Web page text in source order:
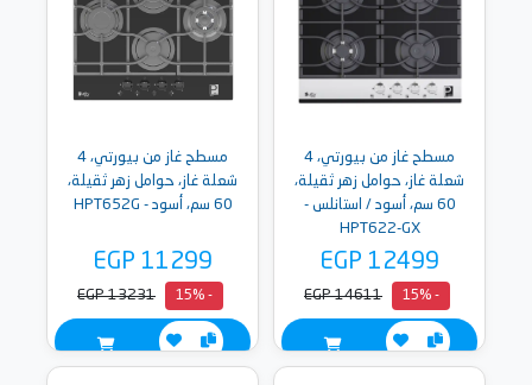
مسطح غاز من بيورتي، 4
شعلة غاز، حوامل زهر ثقيلة،
60 سم، أسود / استانلس -
HPT622-GX
EGP 12499
- 15%
EGP 14611
مسطح غاز من بيورتي، 4
شعلة غاز، حوامل زهر ثقيلة،
60 سم، أسود - HPT652G
EGP 11299
- 15%
EGP 13231